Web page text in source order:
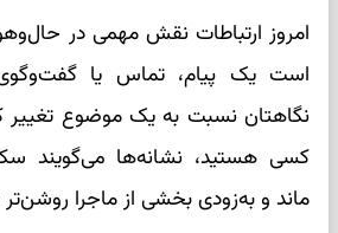
امروز ارتباطات نقش مهمی در
است یک پیام، تماس یا
نگاهتان نسبت به یک موضوع تغییر
کسی هستید، نشانه‌ها می‌گویند
ماند و به‌زودی بخشی از ماجرا